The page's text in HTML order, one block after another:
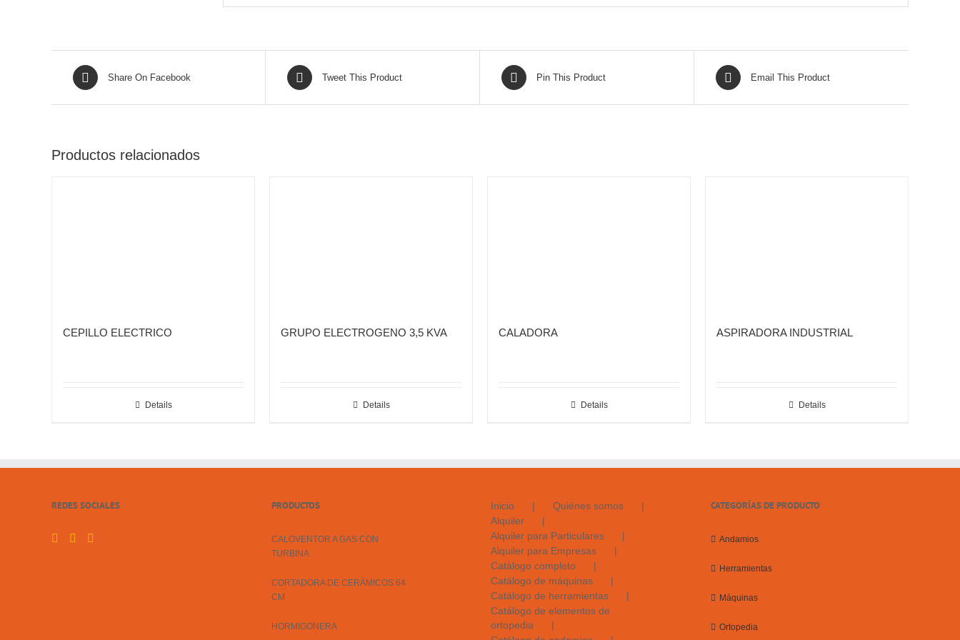
Share On Facebook Tweet This Product Pin This Product Email This Product
Productos relacionados
CEPILLO ELECTRICO
Details
GRUPO ELECTROGENO 3,5 KVA
Details
CALADORA
Details
ASPIRADORA INDUSTRIAL
Details
REDES SOCIALES PRODUCTOS
CALOVENTOR A GAS CON
TURBINA
CORTADORA DE CERÁMICOS 64
CM
HORMIGONERA
Inicio
Quiénes somos
Alquiler
Alquiler para Particulares
Alquiler para Empresas
Catálogo completo
Catálogo de máquinas
Catálogo de herramientas
Catálogo de elementos de
ortopedia
CATEGORÍAS DE PRODUCTO
Andamios
Herramientas
Máquinas
Ortopedia